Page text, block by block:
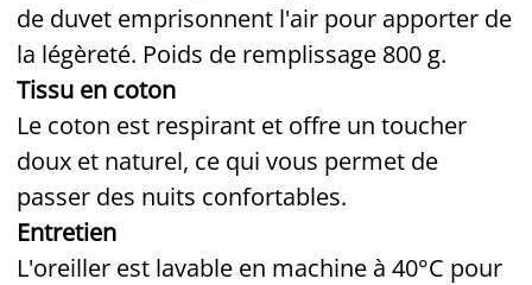
de duvet emprisonnent l'air pour apporter de
la légèreté. Poids de remplissage 800 g.
Tissu en coton
Le coton est respirant et offre un toucher
doux et naturel, ce qui vous permet de
passer des nuits confortables.
Entretien
L'oreiller est lavable en machine à 40°C pour